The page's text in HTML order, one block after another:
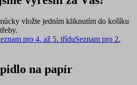
vložte jedním kliknutím do košíku
pro 4. až 5. tříduSeznam pro 2.
na papír